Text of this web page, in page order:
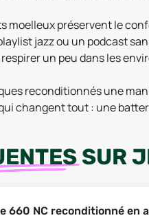
moelleux préservent le
jazz ou un podcast
un peu dans les
reconditionnés une
changent tout : une
SUR
660 NC reconditionné en